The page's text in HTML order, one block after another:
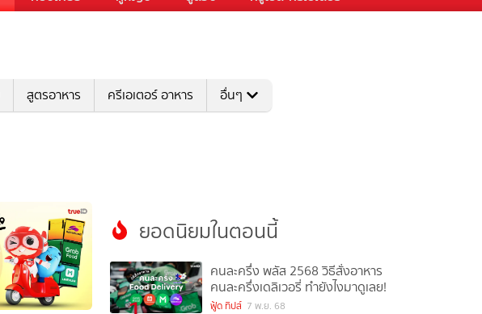
สูตรอาหาร ครีเอเตอร์ อาหาร อื่นๆ
ยอดนิยมในตอนนี้
คนละครึ่ง พลัส 2568 วิธีสั่งอาหาร
คนละครึ่งเดลิเวอรี่ ทำยังไงมาดูเลย!
ฟู้ด ทิปส์ 7 พ.ย. 68